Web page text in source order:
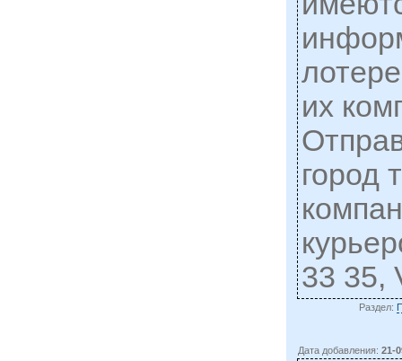
их
город
33 35,
Раздел:
Дата добавления:21-